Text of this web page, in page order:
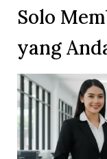
Solo
yang